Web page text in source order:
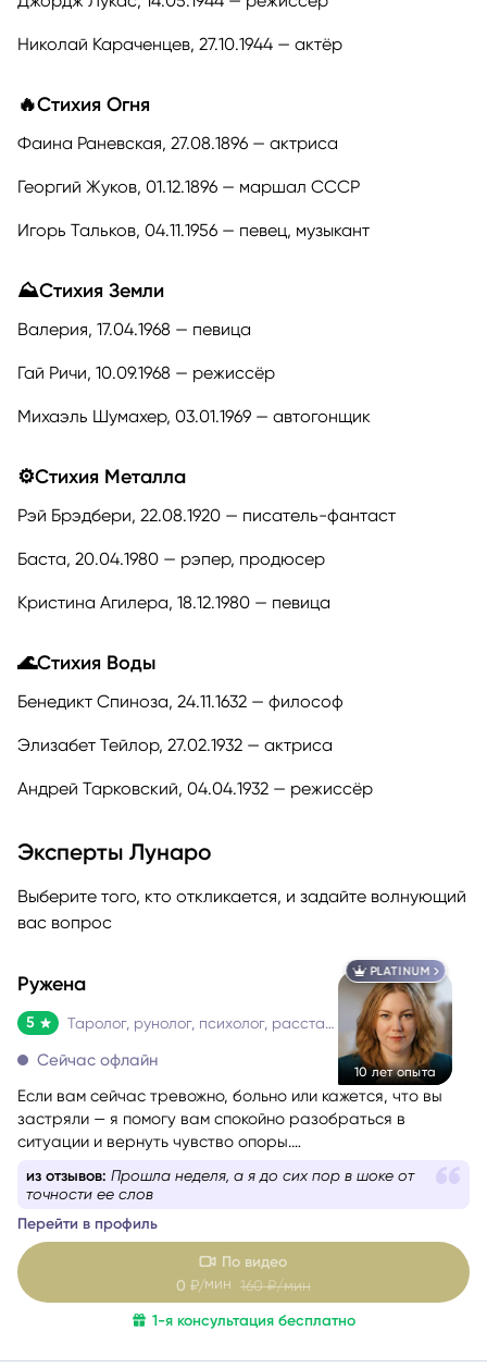
Николай Караченцев, 27.10.1944 — актёр
🔥Стихия Огня
Фаина Раневская, 27.08.1896 — актриса
Георгий Жуков, 01.12.1896 — маршал СССР
Игорь Тальков, 04.11.1956 — певец, музыкант
⛰️Стихия Земли
Валерия, 17.04.1968 — певица
Гай Ричи, 10.09.1968 — режиссёр
Михаэль Шумахер, 03.01.1969 — автогонщик
⚙️Стихия Металла
Рэй Брэдбери, 22.08.1920 — писатель-фантаст
Баста, 20.04.1980 — рэпер, продюсер
Кристина Агилера, 18.12.1980 — певица
🌊Стихия Воды
Бенедикт Спиноза, 24.11.1632 — философ
Элизабет Тейлор, 27.02.1932 — актриса
Андрей Тарковский, 04.04.1932 — режиссёр
Эксперты Лунаро
Выберите того, кто откликается, и задайте волнующий
вас вопрос
PLATINUM
10 лет опыта
Ружена
5 Таролог, рунолог, психолог, расстановщик
Сейчас офлайн
Если вам сейчас тревожно, больно или кажется, что вы
застряли — я помогу вам спокойно разобраться в
ситуации и вернуть чувство опоры.
осуждённой. Я мягко и бережно проведу вас через
решение, которое принесёт облегчение.
из отзывов: Прошла неделя, а я до сих пор в шоке от
точности ее слов
Перейти в профиль
По видео
0 ₽/мин 160 ₽/мин
1-я консультация бесплатно